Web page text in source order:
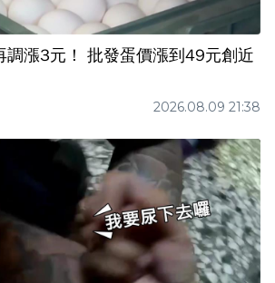
調漲3元！ 批發蛋價漲到49元創近
2026.08.09 21:38